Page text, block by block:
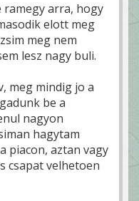
ramegy arra, hogy
elott meg
meg nem
lesz nagy buli.
meg mindig jo a
be a
nagyon
hagytam
piacon, aztan vagy
csapat velhetoen